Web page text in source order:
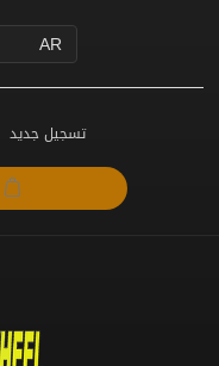
تسجيل جديد